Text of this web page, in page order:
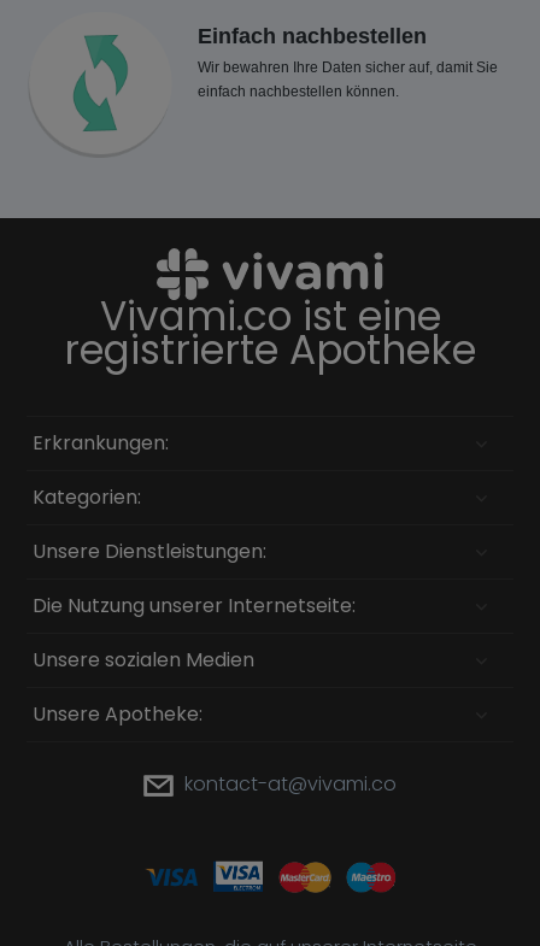
Einfach nachbestellen
Wir bewahren Ihre Daten sicher auf, damit Sie
einfach nachbestellen können.
Vivami.co ist eine
registrierte Apotheke
Erkrankungen:
Kategorien:
Unsere Dienstleistungen:
Die Nutzung unserer Internetseite:
Unsere sozialen Medien
Unsere Apotheke:
kontact-at@vivami.co